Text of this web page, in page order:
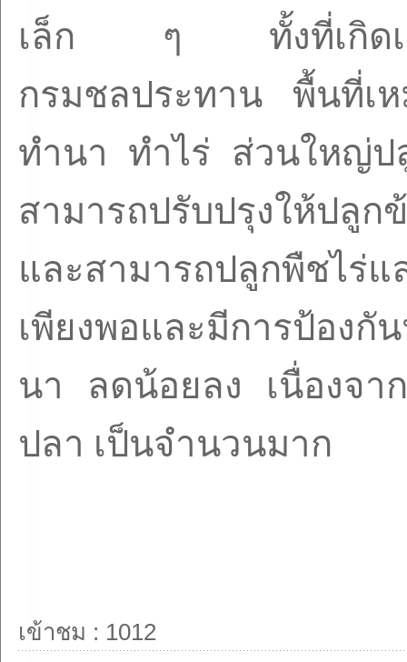
เล็ก ๆ ทั้งที่เกิดเอง
กรมชลประทาน พื้นที่เห
ทำนา ทำไร่ ส่วนใหญ่ป
สามารถปรับปรุงให้ปลูก
และสามารถปลูกพืชไร่
เพียงพอและมีการป้อง
นา ลดน้อยลง เนื่องจา
ปลา เป็นจำนวนมาก
เข้าชม : 1012